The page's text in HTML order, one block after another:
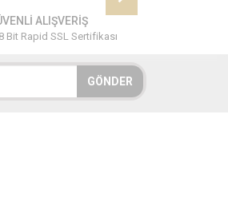
ALIŞVERİŞ
Bit Rapid SSL Sertifikası
GÖNDER